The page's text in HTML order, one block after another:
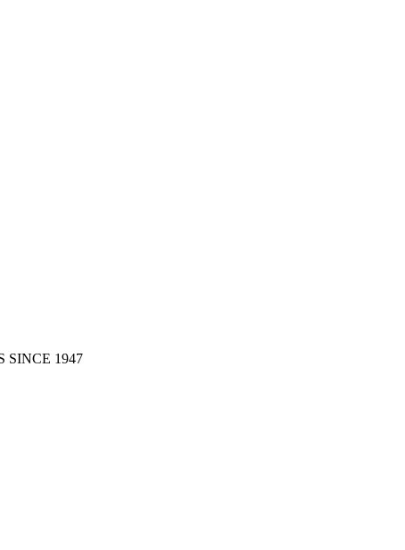
SINCE 1947